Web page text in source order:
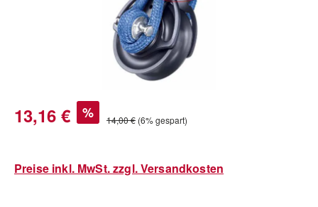
Verkaufspreis:
13,16 € % Regulärer Preis:
14,00 € (6% gespart)
Preise inkl. MwSt. zzgl. Versandkosten